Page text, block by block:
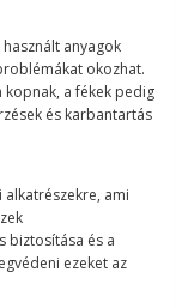
anyagok
okozhat.
a fékek pedig
és karbantartás
ami
biztosítása és a
ezeket az